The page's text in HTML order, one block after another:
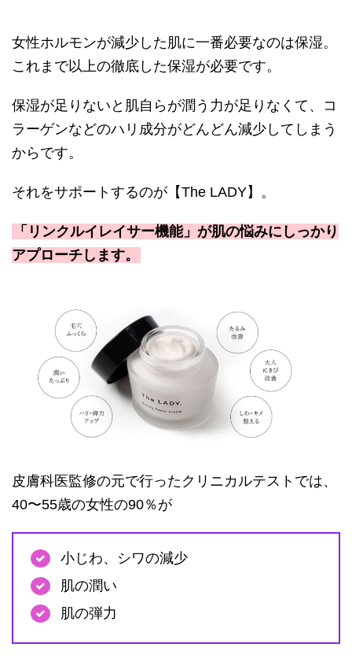
女性ホルモンが減少した肌に一番必要なのは保湿。
これまで以上の徹底した保湿が必要です。
保湿が足りないと肌自らが潤う力が足りなくて、コ
ラーゲンなどのハリ成分がどんどん減少してしまう
からです。
それをサポートするのが【The LADY】。
「リンクルイレイサー機能」が肌の悩みにしっかり
アプローチします。
皮膚科医監修の元で行ったクリニカルテストでは、
40〜55歳の女性の90％が
小じわ、シワの減少
肌の潤い
肌の弾力